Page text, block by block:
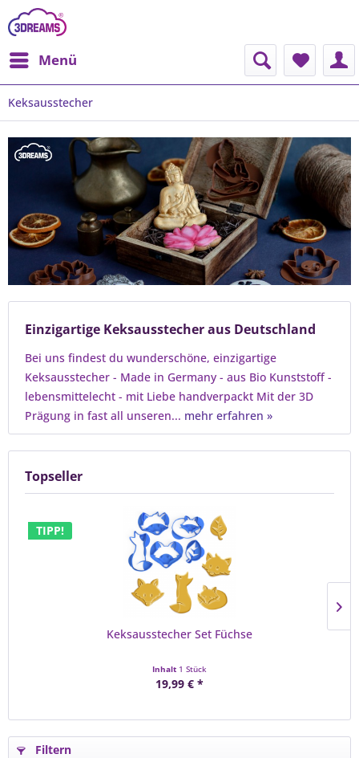
Menü
Keksausstecher
Einzigartige Keksausstecher aus Deutschland
Bei uns findest du wunderschöne, einzigartige
Keksausstecher - Made in Germany - aus Bio Kunststoff -
lebensmittelecht - mit Liebe handverpackt Mit der 3D
Prägung in fast all unseren... mehr erfahren »
Topseller
TIPP!
Keksausstecher Set Füchse
Inhalt 1 Stück
19,99 € *
Filtern